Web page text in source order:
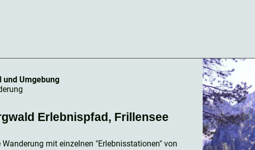
und Umgebung
Erlebnispfad, Frillensee
Wanderung mit einzelnen "Erlebnisstationen" von